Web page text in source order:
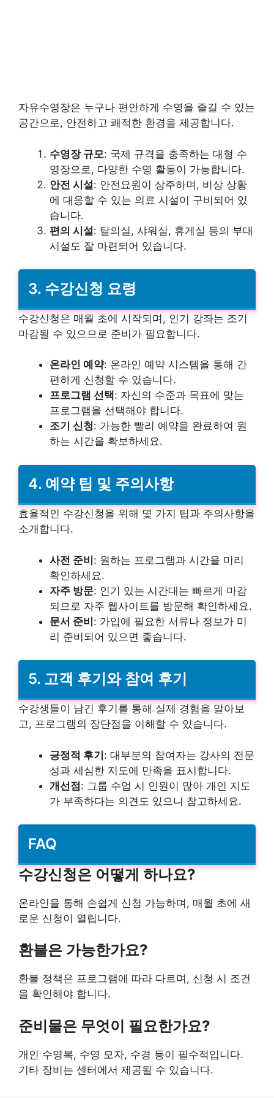
자유수영장은 누구나 편안하게 수영을 즐길 수 있는
공간으로, 안전하고 쾌적한 환경을 제공합니다.
수영장 규모: 국제 규격을 충족하는 대형 수
영장으로, 다양한 수영 활동이 가능합니다.
안전 시설: 안전요원이 상주하며, 비상 상황
에 대응할 수 있는 의료 시설이 구비되어 있
습니다.
편의 시설: 탈의실, 샤워실, 휴게실 등의 부대
시설도 잘 마련되어 있습니다.
3. 수강신청 요령
수강신청은 매월 초에 시작되며, 인기 강좌는 조기
마감될 수 있으므로 준비가 필요합니다.
온라인 예약: 온라인 예약 시스템을 통해 간
편하게 신청할 수 있습니다.
프로그램 선택: 자신의 수준과 목표에 맞는
프로그램을 선택해야 합니다.
조기 신청: 가능한 빨리 예약을 완료하여 원
하는 시간을 확보하세요.
4. 예약 팁 및 주의사항
효율적인 수강신청을 위해 몇 가지 팁과 주의사항을
소개합니다.
사전 준비: 원하는 프로그램과 시간을 미리
확인하세요.
자주 방문: 인기 있는 시간대는 빠르게 마감
되므로 자주 웹사이트를 방문해 확인하세요.
문서 준비: 가입에 필요한 서류나 정보가 미
리 준비되어 있으면 좋습니다.
5. 고객 후기와 참여 후기
수강생들이 남긴 후기를 통해 실제 경험을 알아보
고, 프로그램의 장단점을 이해할 수 있습니다.
긍정적 후기: 대부분의 참여자는 강사의 전문
성과 세심한 지도에 만족을 표시합니다.
개선점: 그룹 수업 시 인원이 많아 개인 지도
가 부족하다는 의견도 있으니 참고하세요.
FAQ
수강신청은 어떻게 하나요?
온라인을 통해 손쉽게 신청 가능하며, 매월 초에 새
로운 신청이 열립니다.
환불은 가능한가요?
환불 정책은 프로그램에 따라 다르며, 신청 시 조건
을 확인해야 합니다.
준비물은 무엇이 필요한가요?
개인 수영복, 수영 모자, 수경 등이 필수적입니다.
기타 장비는 센터에서 제공될 수 있습니다.